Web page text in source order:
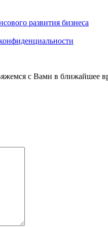
развития бизнеса
с Вами в ближайшее